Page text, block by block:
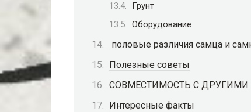
Грунт
Оборудование
половые различия самца и
Полезные советы
СОВМЕСТИМОСТЬ С
Интересные факты